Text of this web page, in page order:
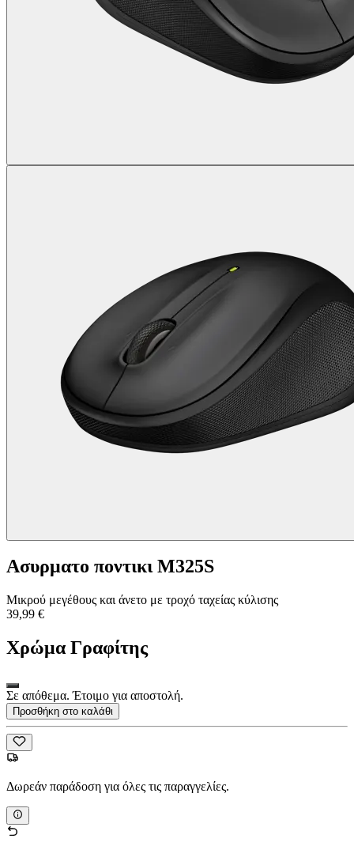
Ασυρματο ποντικι M325S
Μικρού μεγέθους και άνετο με τροχό ταχείας κύλισης
39,99 €
Χρώμα Γραφίτης
Σε απόθεμα. Έτοιμο για αποστολή.
Προσθήκη στο καλάθι
Δωρεάν παράδοση για όλες τις παραγγελίες.